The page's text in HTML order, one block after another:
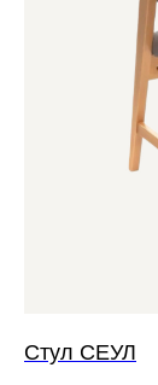
Стул СЕУЛ